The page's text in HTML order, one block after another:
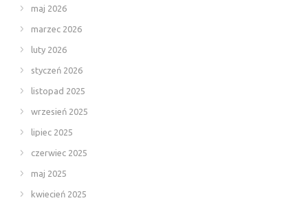
maj 2026
marzec 2026
luty 2026
styczeń 2026
listopad 2025
wrzesień 2025
lipiec 2025
czerwiec 2025
maj 2025
kwiecień 2025